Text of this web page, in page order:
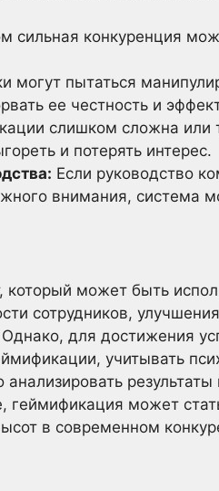
сильная конкуренция
могут пытаться
ее честность и
слишком сложна
и потерять интерес.
Если руководство
внимания, система
может быть
сотрудников,
для достижения
учитывать
геймификация может
в современном